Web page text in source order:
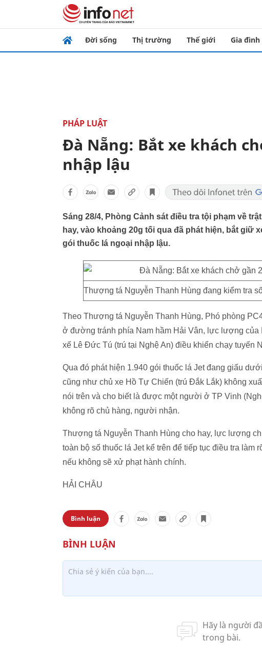
Đời sống Thị trường Thế giới Gia đình
PHÁP LUẬT
Đà Nẵng: Bắt xe khách
nhập lậu
Sáng 28/4, Phòng Cảnh sát điều tra tội phạm về
hay, vào khoảng 20g tối qua đã phát hiện, bắt giữ
gói thuốc lá ngoại nhập lậu.
Thượng tá Nguyễn Thanh Hùng đang kiểm tra
Theo Thượng tá Nguyễn Thanh Hùng, Phó phòng
ở đường tránh phía Nam hầm Hải Vân, lực lượng của
xế Lê Đức Tú (trú tại Nghệ An) điều khiển chạy tuyến
Qua đó phát hiện 1.940 gói thuốc lá Jet đang giấu
cũng như chủ xe Hồ Tự Chiến (trú Đắk Lắk) không
nói trên và cho biết là được một người ở TP Vinh
không rõ chủ hàng, người nhận.
Thượng tá Nguyễn Thanh Hùng cho hay, lực lượng
toàn bộ số thuốc lá Jet kể trên để tiếp tục điều tra
nếu không sẽ xử phạt hành chính.
HẢI CHÂU
Bình luận